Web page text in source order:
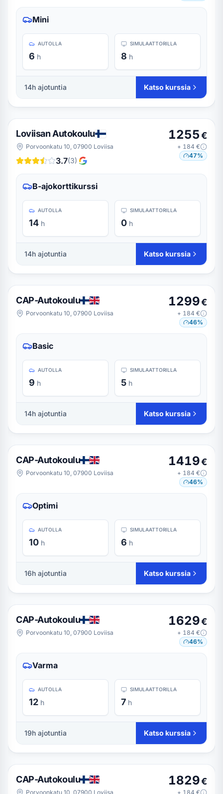
Mini
AUTOLLA
6 h
SIMULAATTORILLA
8 h
14h ajotuntia Katso kurssia
Loviisan Autokoulu
Porvoonkatu 10, 07900 Loviisa
3.7(3)
1255€
+ 184 €
47%
B-ajokorttikurssi
AUTOLLA
14 h
SIMULAATTORILLA
0 h
14h ajotuntia Katso kurssia
CAP-Autokoulu
Porvoonkatu 10, 07900 Loviisa
1299€
+ 184 €
46%
Basic
AUTOLLA
9 h
SIMULAATTORILLA
5 h
14h ajotuntia Katso kurssia
CAP-Autokoulu
Porvoonkatu 10, 07900 Loviisa
1419€
+ 184 €
46%
Optimi
AUTOLLA
10 h
SIMULAATTORILLA
6 h
16h ajotuntia Katso kurssia
CAP-Autokoulu
Porvoonkatu 10, 07900 Loviisa
1629€
+ 184 €
46%
Varma
AUTOLLA
12 h
SIMULAATTORILLA
7 h
19h ajotuntia Katso kurssia
CAP-Autokoulu
Porvoonkatu 10, 07900 Loviisa
1829€
+ 184 €